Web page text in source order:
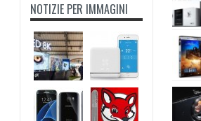
NOTIZIE PER IMMAGINI